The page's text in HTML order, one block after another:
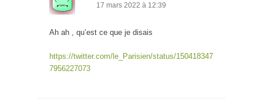
17 mars 2022 à 12:39
Ah ah , qu’est ce que je disais
https://twitter.com/le_Parisien/status/150418347
7956227073